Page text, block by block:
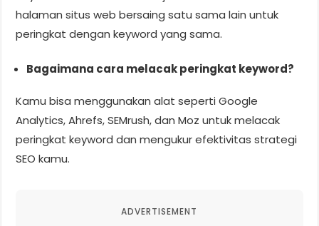
halaman situs web bersaing satu sama lain untuk
peringkat dengan keyword yang sama.
Bagaimana cara melacak peringkat keyword?
Kamu bisa menggunakan alat seperti Google
Analytics, Ahrefs, SEMrush, dan Moz untuk melacak
peringkat keyword dan mengukur efektivitas strategi
SEO kamu.
ADVERTISEMENT